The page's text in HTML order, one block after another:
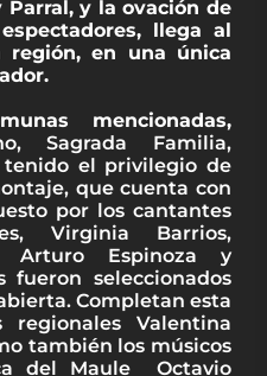
Parral, y la ovación de
llega al
región, en una única
mencionadas,
Sagrada Familia,
tenido el privilegio de
que cuenta con
por los cantantes
Virginia Barrios,
Arturo Espinoza y
fueron seleccionados
Completan esta
regionales Valentina
también los músicos
del Maule Octavio